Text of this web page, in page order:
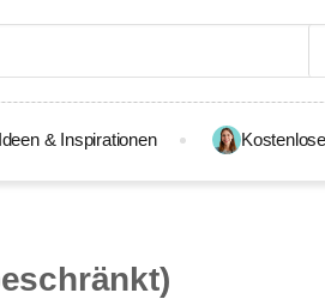
Ideen & Inspirationen